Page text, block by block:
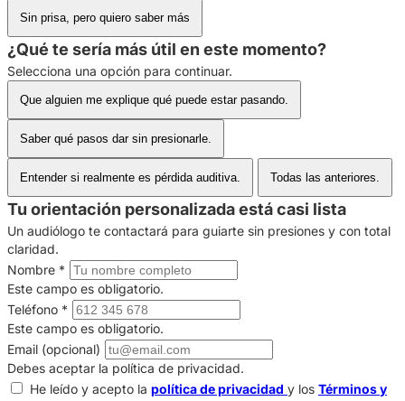
Sin prisa, pero quiero saber más
¿Qué te sería más útil en este momento?
Selecciona una opción para continuar.
Que alguien me explique qué puede estar pasando.
Saber qué pasos dar sin presionarle.
Entender si realmente es pérdida auditiva. Todas las anteriores.
Tu orientación personalizada está casi lista
Un audiólogo te contactará para guiarte sin presiones y con total
claridad.
Nombre *
Este campo es obligatorio.
Teléfono *
Este campo es obligatorio.
Email (opcional)
Debes aceptar la política de privacidad.
He leído y acepto la política de privacidad y los Términos y